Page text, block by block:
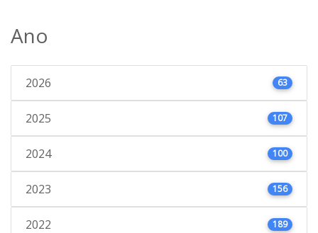
Ano
2026 63
2025 107
2024 100
2023 156
2022 189